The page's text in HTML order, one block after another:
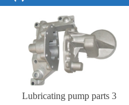
Lubricating pump parts 3